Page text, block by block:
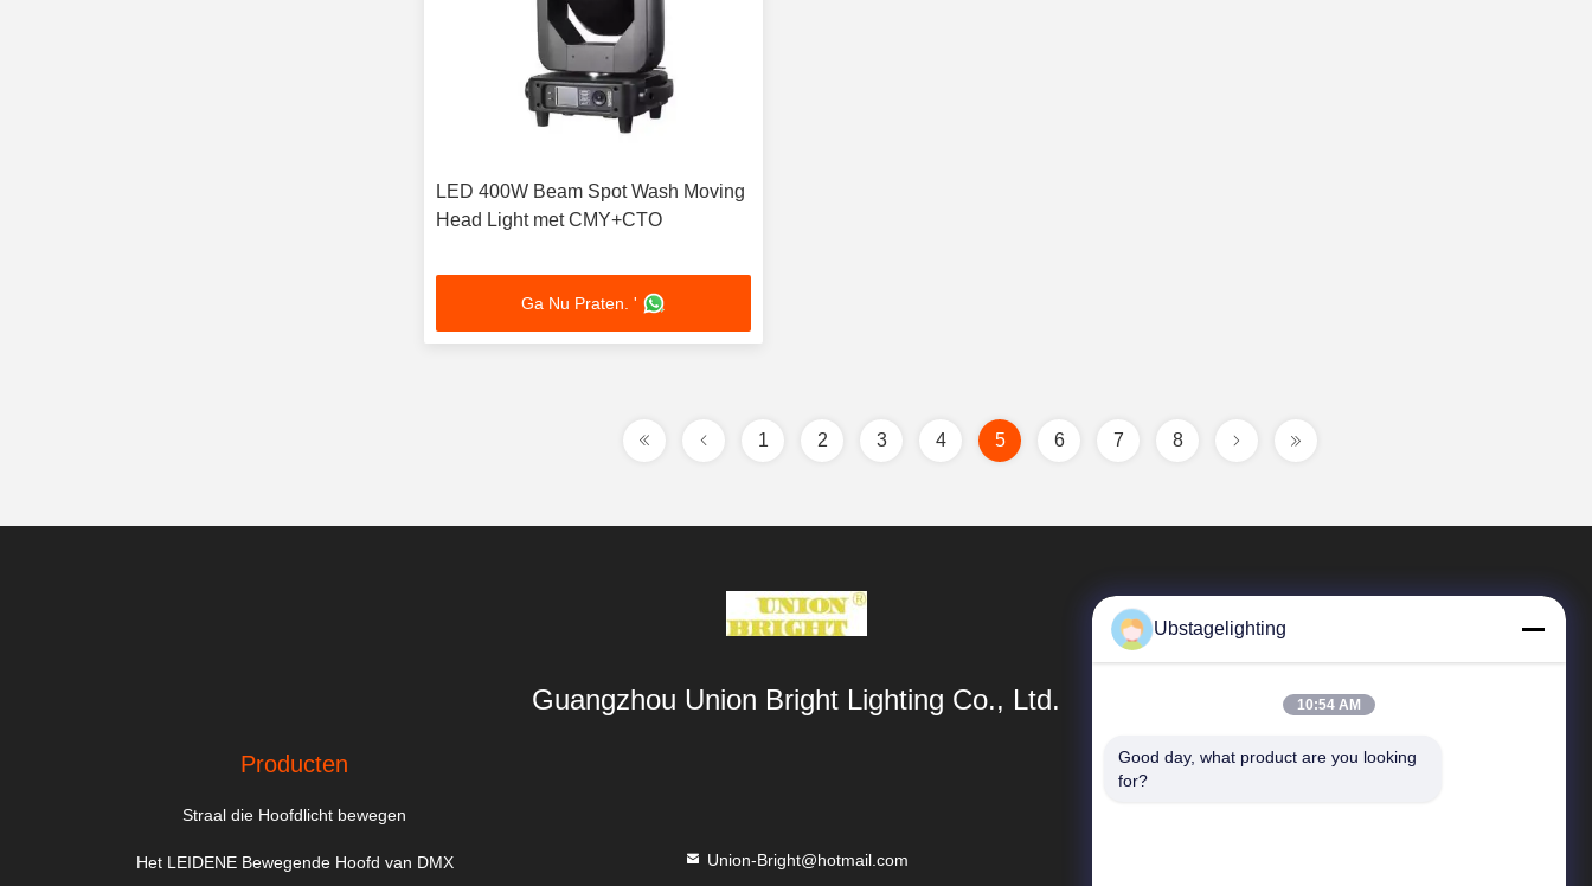
LED 400W Beam Spot Wash Moving
Head Light met CMY+CTO
Ga Nu Praten. '
1 2 3 4 5 6 7 8
Guangzhou Union Bright Lighting Co., Ltd.
Producten
Straal die Hoofdlicht bewegen
Het LEIDENE Bewegende Hoofd van DMX Union-Bright@hotmail.com
Snelle Links
Ubstagelighting
10:54 AM
Good day, what product are you looking
for?